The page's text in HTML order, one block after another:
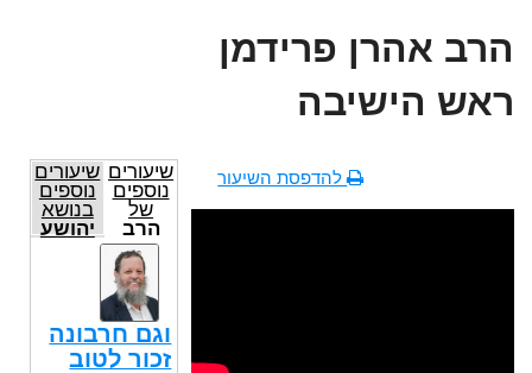
הרב אהרן פרידמן
ראש הישיבה
להדפסת השיעור
שיעורים
נוספים
של
הרב
אהרן
פרידמן
ראש
הישיבה
שיעורים
נוספים
בנושא
יהושע
וגם חרבונה
זכור לטוב